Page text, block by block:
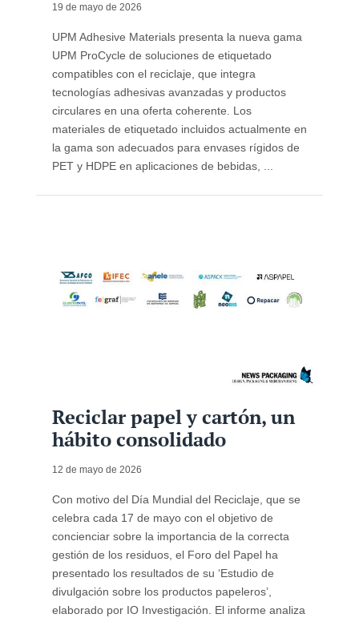
19 de mayo de 2026
UPM Adhesive Materials presenta la nueva gama
UPM ProCycle de soluciones de etiquetado
compatibles con el reciclaje, que integra
tecnologías adhesivas avanzadas y productos
circulares en una oferta coherente. Los
materiales de etiquetado incluidos actualmente en
la gama son adecuados para envases rígidos de
PET y HDPE en aplicaciones de bebidas, ...
Reciclar papel y cartón, un
hábito consolidado
12 de mayo de 2026
Con motivo del Día Mundial del Reciclaje, que se
celebra cada 17 de mayo con el objetivo de
concienciar sobre la importancia de la correcta
gestión de los residuos, el Foro del Papel ha
presentado los resultados de su ‘Estudio de
divulgación sobre los productos papeleros’,
elaborado por IO Investigación. El informe analiza